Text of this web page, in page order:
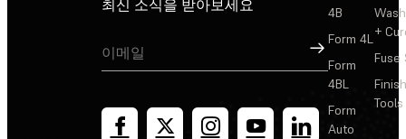
최신 소식을 받아보세요
가입
4B
Form 4L
Form
4BL
Form
Auto
+
Fuse
Tools